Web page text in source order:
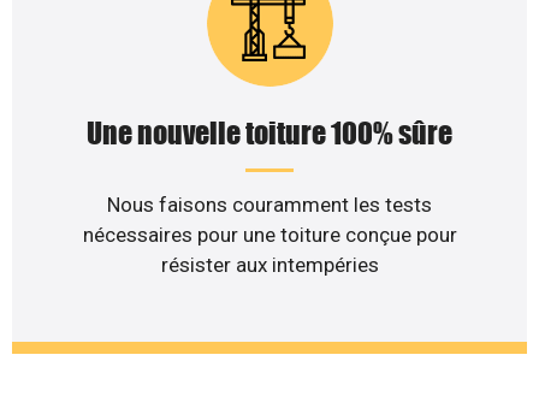
Une nouvelle toiture 100% sûre
Nous faisons couramment les tests
nécessaires pour une toiture conçue pour
résister aux intempéries